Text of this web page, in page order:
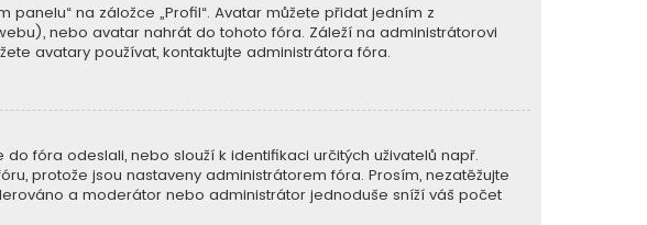
na záložce „Profil“. Avatar můžete přidat jedním z
nebo avatar nahrát do tohoto fóra. Záleží na administrátorovi
avatary používat, kontaktujte administrátora fóra.
fóra odeslali, nebo slouží k identifikaci určitých uživatelů např.
protože jsou nastaveny administrátorem fóra. Prosím, nezatěžujte
a moderátor nebo administrátor jednoduše sníží váš počet